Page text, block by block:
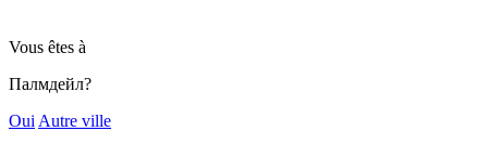
Vous êtes à
Палмдейл?
Oui Autre ville